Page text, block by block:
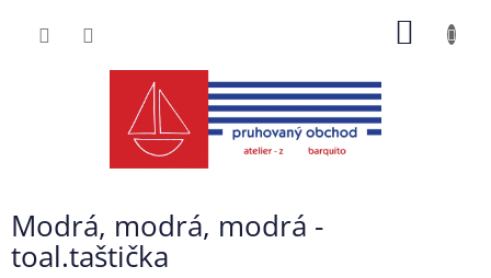
Modrá, modrá, modrá -
toal.taštička